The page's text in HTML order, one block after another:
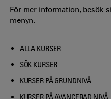
För mer information, besök
menyn.
ALLA KURSER
SÖK KURSER
KURSER PÅ GRUNDNIVÅ
KURSER PÅ AVANCERAD NIVÅ